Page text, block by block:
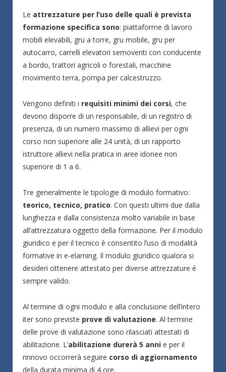
Le attrezzature per l’uso delle quali è prevista
formazione specifica sono: piattaforme di lavoro
mobili elevabili, gru a torre, gru mobile, gru per
autocarro, carrelli elevatori semoventi con conducente
a bordo, trattori agricoli o forestali, macchine
movimento terra, pompa per calcestruzzo.
Vengono definiti i requisiti minimi dei corsi, che
devono disporre di un responsabile, di un registro di
presenza, di un numero massimo di allievi per ogni
corso non superiore alle 24 unità, di un rapporto
istruttore allievi nella pratica in aree idonee non
superiore di 1 a 6.
Tre generalmente le tipologie di modulo formativo:
teorico, tecnico, pratico. Con questi ultimi due dalla
lunghezza e dalla consistenza molto variabile in base
all’attrezzatura oggetto della formazione. Per il modulo
giuridico e per il tecnico è consentito l’uso di modalità
formative in e-elarning. Il modulo giuridico qualora si
desideri ottenere attestato per diverse attrezzature è
sempre valido.
Al termine di ogni modulo e alla conclusione dell’intero
iter sono previste prove di valutazione. Al termine
delle prove di valutazione sono rilasciati attestati di
abilitazione. L’abilitazione durerà 5 anni e per il
rinnovo occorrerà seguire corso di aggiornamento
della durata minima di 4 ore.